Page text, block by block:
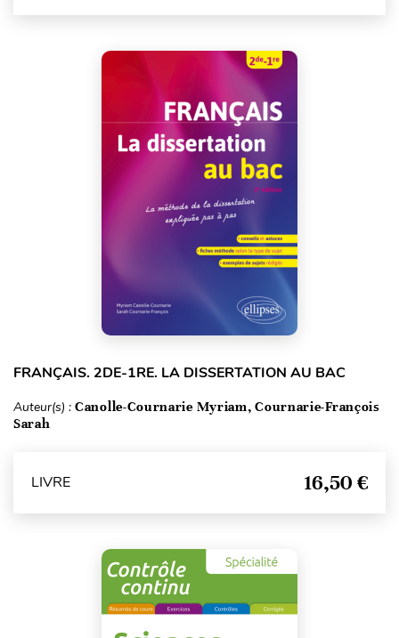
FRANÇAIS. 2DE-1RE. LA DISSERTATION AU BAC
Auteur(s) : Canolle-Cournarie Myriam, Cournarie-François
Sarah
LIVRE 16,50 €